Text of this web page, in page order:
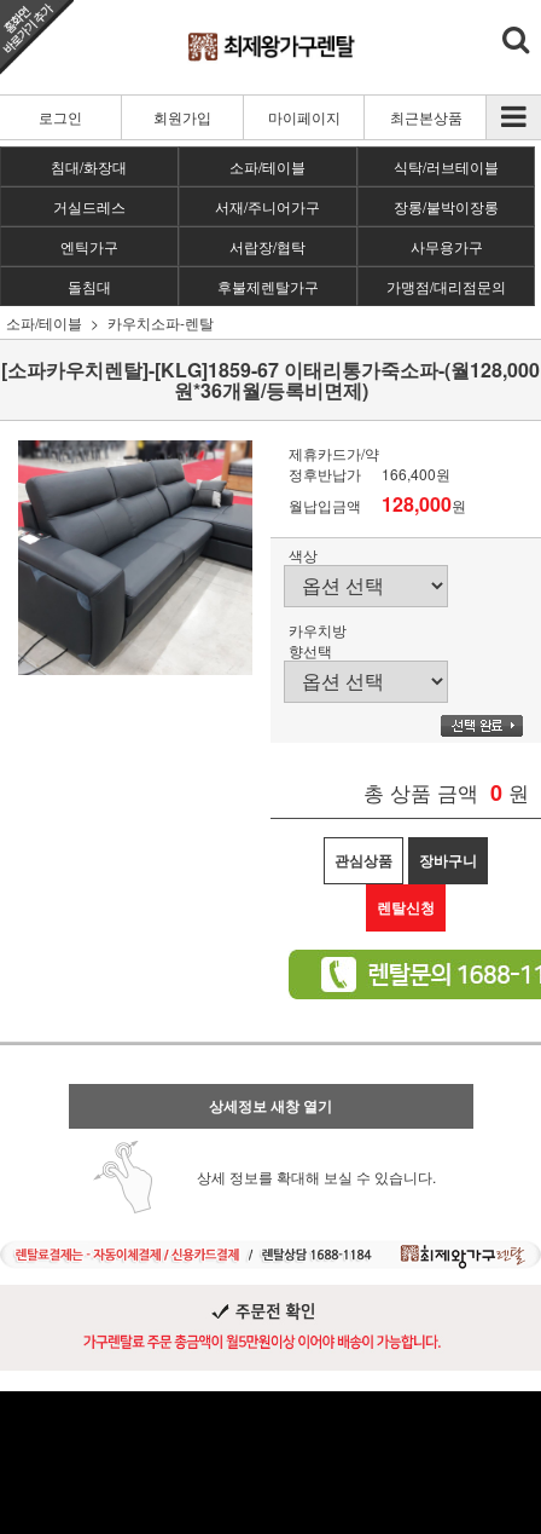
로그인 회원가입 마이페이지 최근본상품
침대/화장대 소파/테이블
식탁/러브테이블
거실드레스
서재/주니어가구
장롱/붙박이장롱
엔틱가구
서랍장/협탁
사무용가구
돌침대
후불제렌탈가구
가맹점/대리점문의
소파/테이블
카우치소파-렌탈
[소파카우치렌탈]-[KLG]1859-67 이태리통가죽소파-(월128,000
원*36개월/등록비면제)
제휴카드가/약
정후반납가
166,400원
월납입금액
128,000원
색상
카우치방
향선택
총 상품 금액 0 원
관심상품 장바구니
렌탈신청
상세정보 새창 열기
상세 정보를 확대해 보실 수 있습니다.